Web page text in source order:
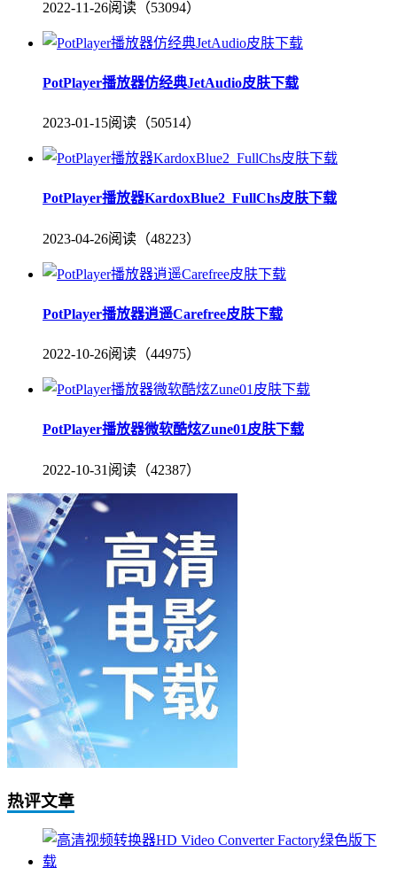
2022-11-26阅读（53094）
PotPlayer播放器仿经典JetAudio皮肤下载
2023-01-15阅读（50514）
PotPlayer播放器KardoxBlue2_FullChs皮肤下载
2023-04-26阅读（48223）
PotPlayer播放器逍遥Carefree皮肤下载
2022-10-26阅读（44975）
PotPlayer播放器微软酷炫Zune01皮肤下载
2022-10-31 阅读（42387）
热评文章